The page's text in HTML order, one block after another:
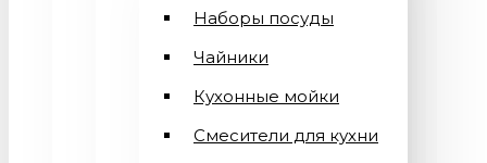
Наборы посуды
Чайники
Кухонные мойки
Смесители для кухни